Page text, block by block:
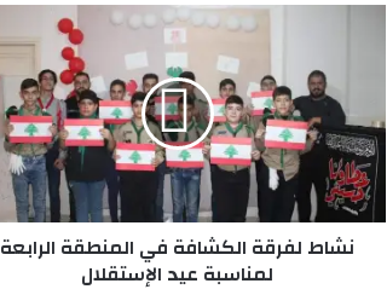
المنطقة
الرابعة
لمناسبة
عيد
الإستقلال
نشاط لفرقة الكشافة في المنطقة الرابعة
لمناسبة عيد الإستقلال